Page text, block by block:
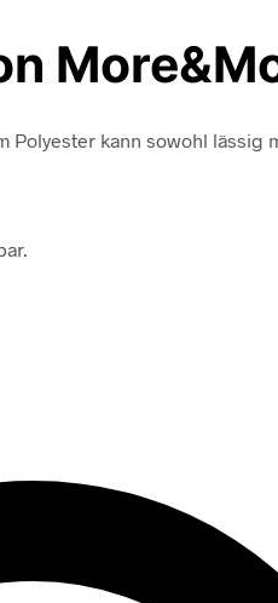
Polyester kann sowohl